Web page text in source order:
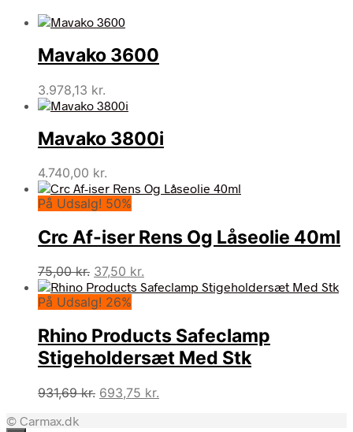
Mavako 3600
3.978,13 kr.
Mavako 3800i
4.740,00 kr.
På Udsalg! 50%
Crc Af-iser Rens Og Låseolie 40ml
75,00kr. Den
oprindelige
pris
75,00 kr..
37,50 kr.
aktuelle
37,50 kr..
På Udsalg! 26%
Rhino Products Safeclamp
Stigeholdersæt Med Stk
931,69kr. Den
693,75 kr.
© Carmax.dk